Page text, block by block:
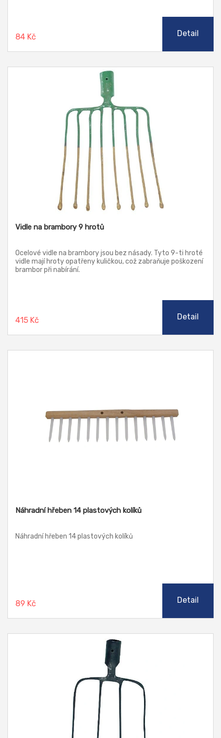
84 Kč Detail
Vidle na brambory 9 hrotů
Ocelové vidle na brambory jsou bez násady. Tyto 9-ti hroté
vidle mají hroty opatřeny kuličkou, což zabraňuje poškození
brambor při nabírání.
415 Kč Detail
Náhradní hřeben 14 plastových kolíků
Náhradní hřeben 14 plastových kolíků
89 Kč Detail